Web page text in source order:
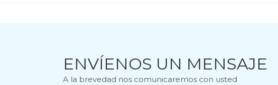
ENVÍENOS UN MENSAJE
A la brevedad nos comunicaremos con usted